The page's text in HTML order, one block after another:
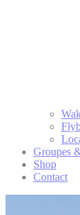
Groupes
Shop
Contact